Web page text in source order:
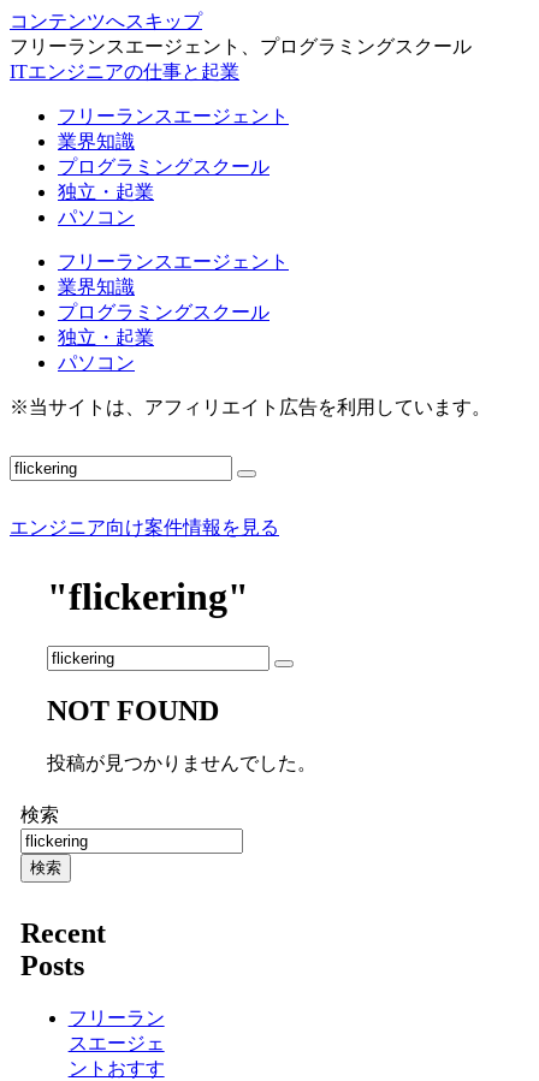
コンテンツへスキップ
フリーランスエージェント、プログラミングスクール
ITエンジニアの仕事と起業
フリーランスエージェント
業界知識
プログラミングスクール
独立・起業
パソコン
フリーランスエージェント
業界知識
プログラミングスクール
独立・起業
パソコン
※当サイトは、アフィリエイト広告を利用しています。
エンジニア向け案件情報を見る
"flickering"
NOT FOUND
投稿が見つかりませんでした。
検索
検索
Recent
Posts
フリーラン
スエージェ
ントおすす